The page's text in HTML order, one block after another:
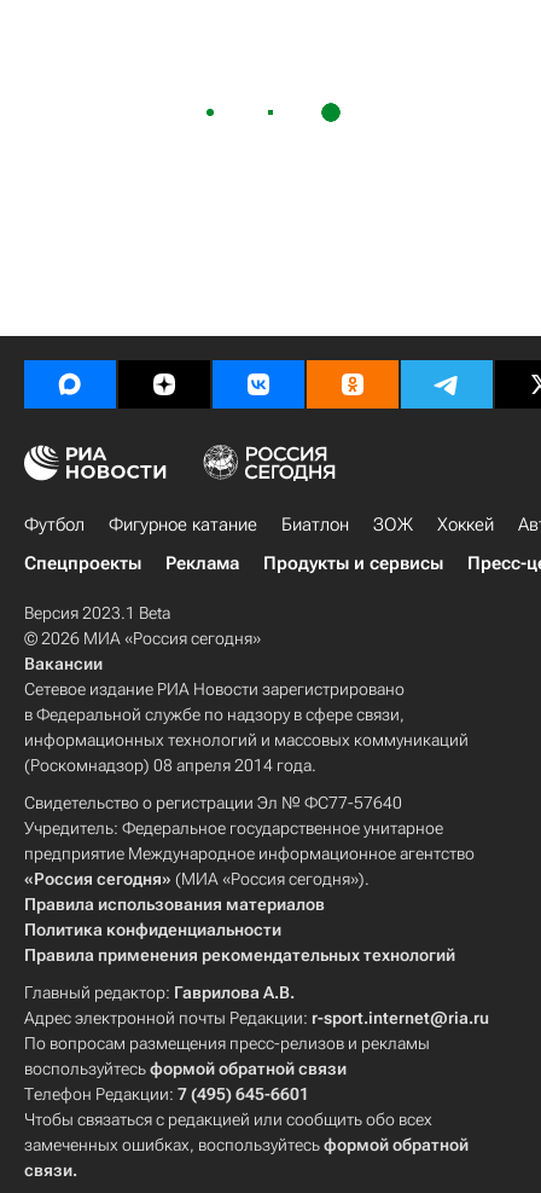
Футбол Фигурное катание Биатлон ЗОЖ Хоккей
Спецпроекты
Реклама Продукты и сервисы Пресс-
Версия 2023.1 Beta
© 2026 МИА «Россия сегодня»
Вакансии
Сетевое издание РИА Новости зарегистрировано
в Федеральной службе по надзору в сфере связи,
информационных технологий и массовых коммуникаций
(Роскомнадзор) 08 апреля 2014 года.
Свидетельство о регистрации Эл № ФС77-57640
Учредитель: Федеральное государственное унитарное
предприятие Международное информационное агентство
«Россия сегодня» (МИА «Россия сегодня»).
Правила использования материалов
Политика конфиденциальности
Правила применения рекомендательных технологий
Главный редактор: Гаврилова А.В.
Адрес электронной почты Редакции: r-sport.internet@ria.ru
По вопросам размещения пресс-релизов и рекламы
воспользуйтесьформой обратной связи
Телефон Редакции: 7 (495) 645-6601
Чтобы связаться с редакцией или сообщить обо всех
замеченных ошибках, воспользуйтесьформой обратной
связи.